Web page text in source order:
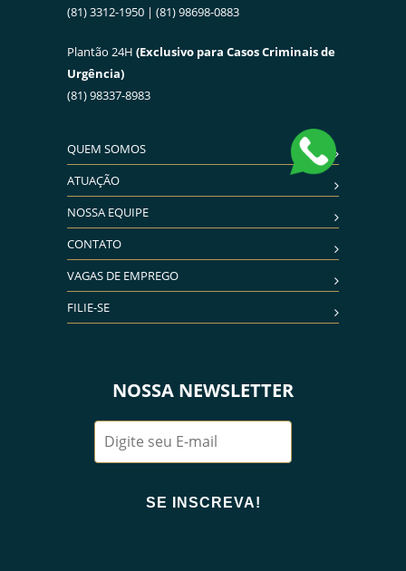
(81) 3312-1950 | (81) 98698-0883
Plantão 24H (Exclusivo para Casos Criminais de
Urgência)
(81) 98337-8983
QUEM SOMOS
ATUAÇÃO
NOSSA EQUIPE
CONTATO
VAGAS DE EMPREGO
FILIE-SE
NOSSA NEWSLETTER